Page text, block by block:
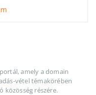
amely a domain
vétel témakörében
közösség részére.